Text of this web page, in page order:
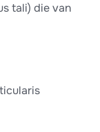
tali) die van